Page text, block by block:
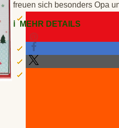
freuen sich besonders Opa
ℹ️ MEHR DETAILS